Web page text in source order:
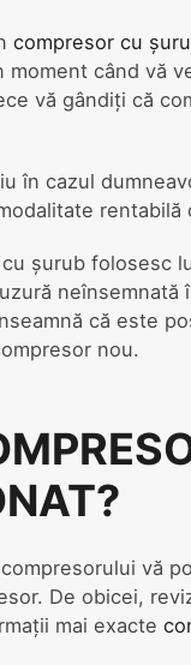
compresor cu
moment când vă
vă gândiți că
în cazul
șurub folosesc
că este
nou.
vă
De obicei,
mai exacte